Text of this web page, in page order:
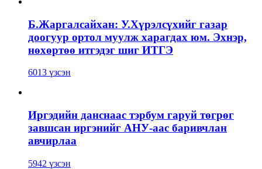
Б.Жаргалсайхан: У.Хүрэлсүхийг газар
доогуур ортол муулж харагдах юм. Эхнэр,
нөхөртөө итгэдэг шиг ИТГЭ
6013 үзсэн
Иргэдийн данснаас тэрбум гаруй төгрөг
завшсан иргэнийг АНУ-аас баривчлан
авчирлаа
5942 үзсэн